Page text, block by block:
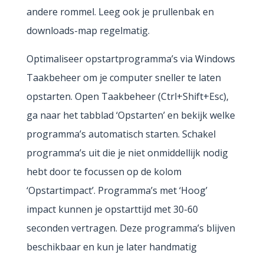
andere rommel. Leeg ook je prullenbak en
downloads-map regelmatig.
Optimaliseer opstartprogramma’s via Windows
Taakbeheer om je computer sneller te laten
opstarten. Open Taakbeheer (Ctrl+Shift+Esc),
ga naar het tabblad ‘Opstarten’ en bekijk welke
programma’s automatisch starten. Schakel
programma’s uit die je niet onmiddellijk nodig
hebt door te focussen op de kolom
‘Opstartimpact’. Programma’s met ‘Hoog’
impact kunnen je opstarttijd met 30-60
seconden vertragen. Deze programma’s blijven
beschikbaar en kun je later handmatig